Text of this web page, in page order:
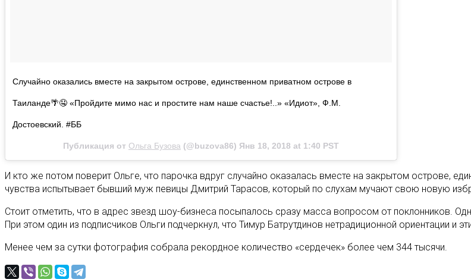
Случайно оказались вместе на закрытом острове, единственном приватном острове в
Таиланде🌴🤤 «Пройдите мимо нас и простите нам наше счастье!..» «Идиот», Ф.М.
Достоевский. #ББ
Публикация от Ольга Бузова (@buzova86) Янв 18, 2018 at 1:40 PST
И кто же потом поверит Ольге, что парочка вдруг случайно оказалась вместе на закрытом острове,
чувства испытывает бывший муж певицы Дмитрий Тарасов, который по слухам мучают свою новую
Стоит отметить, что в адрес звезд шоу-бизнеса посыпалось сразу масса вопросом от поклонников.
При этом один из подписчиков Ольги подчеркнул, что Тимур Батрутдинов нетрадиционной ориентации и
Менее чем за сутки фотография собрала рекордное количество «сердечек» более чем 344 тысячи.